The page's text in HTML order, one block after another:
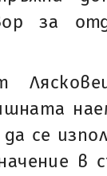
за
се
в